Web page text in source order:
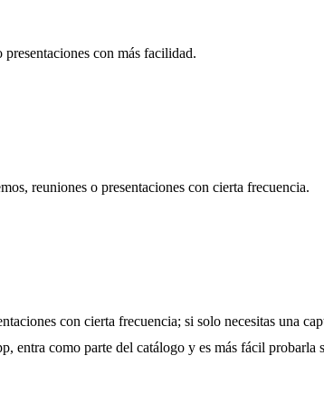
con más facilidad.
reuniones o presentaciones con cierta frecuencia.
con cierta frecuencia; si solo necesitas una
entra como parte del catálogo y es más fácil probarla